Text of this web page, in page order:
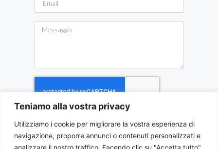
Teniamo alla vostra privacy
Utilizziamo i cookie per migliorare la vostra esperienza di
navigazione, proporre annunci o contenuti personalizzati e
analizzare il nostro traffico. Facendo clic su "Accetta tutto",
INVIA MESSAGGIO